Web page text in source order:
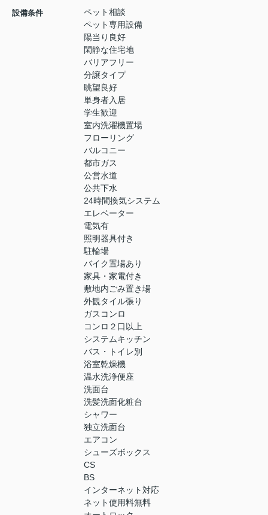
設備条件
ペット相談
ペット専用設備
陽当り良好
閑静な住宅地
バリアフリー
分譲タイプ
眺望良好
単身者入居
学生歓迎
室内洗濯機置場
フローリング
バルコニー
都市ガス
公営水道
公共下水
24時間換気システム
エレベーター
電気有
照明器具付き
駐輪場
バイク置場あり
家具・家電付き
敷地内ごみ置き場
外観タイル張り
ガスコンロ
コンロ２口以上
システムキッチン
バス・トイレ別
浴室乾燥機
温水洗浄便座
洗面台
洗髪洗面化粧台
シャワー
独立洗面台
エアコン
シューズボックス
CS
BS
インターネット対応
ネット使用料無料